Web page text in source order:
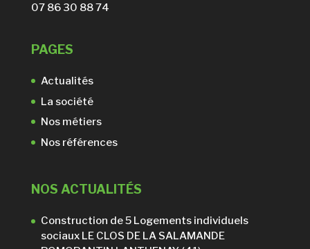
07 86 30 88 74
PAGES
Actualités
La société
Nos métiers
Nos références
NOS ACTUALITÉS
Construction de 5 Logements individuels
sociaux LE CLOS DE LA SALAMANDE